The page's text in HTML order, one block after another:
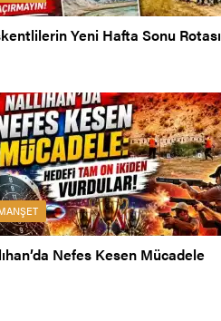
Yeni Hafta Sonu Rotası
Nefes Kesen Mücadele